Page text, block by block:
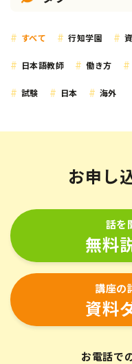
すべて 行知学園
日本語教師 働き方
試験 日本 海外
お申し
話を
無料
講座の
資料
お電話で